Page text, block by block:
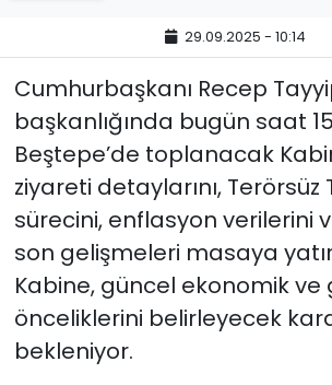
29.09.2025 - 10:14
Cumhurbaşkanı Recep
başkanlığında bugün saat
Beştepe’de toplanacak
ziyareti detaylarını, Terörsüz
sürecini, enflasyon verilerini
son gelişmeleri masaya
Kabine, güncel ekonomik ve
önceliklerini belirleyecek
bekleniyor.